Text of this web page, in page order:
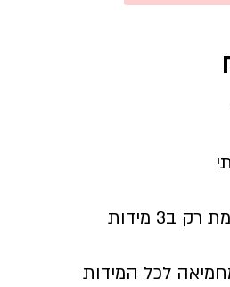
ב3 מידות
לכל המידות